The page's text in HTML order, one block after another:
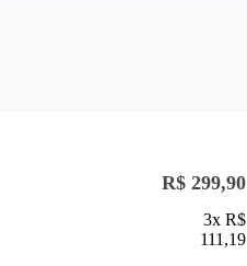
R$ 299,90
3x R$
111,19